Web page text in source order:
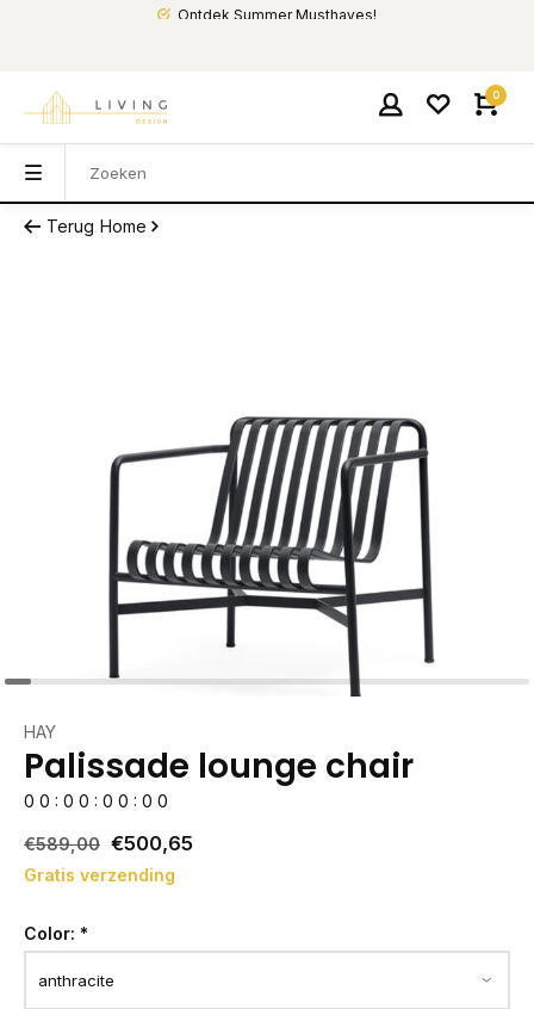
Ontdek Summer Musthaves!
0
Terug Home
HAY
Palissade lounge chair
0 0 : 0 0 : 0 0 : 0 0
€589,00 €500,65
Gratis verzending
Color: *